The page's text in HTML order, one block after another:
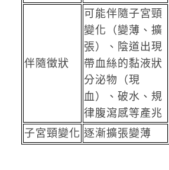
伴隨徵狀
可能伴隨子宮頸
變化（變薄、擴
張）、陰道出現
帶血絲的黏液狀
分泌物（現
血）、破水、規
律腹瀉感等產兆
子宮頸變化 逐漸擴張變薄